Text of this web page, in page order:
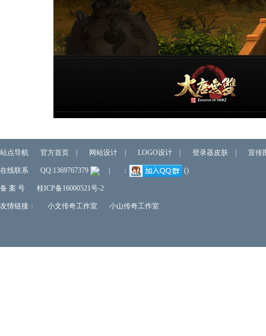
站点导航 官方首页 网站设计 LOGO设计 登录器皮肤 宣传
在线联系 QQ:1369767379 ： ()
备 案 号 桂ICP备16000521号-2
友情链接： 小文传奇工作室 小山传奇工作室